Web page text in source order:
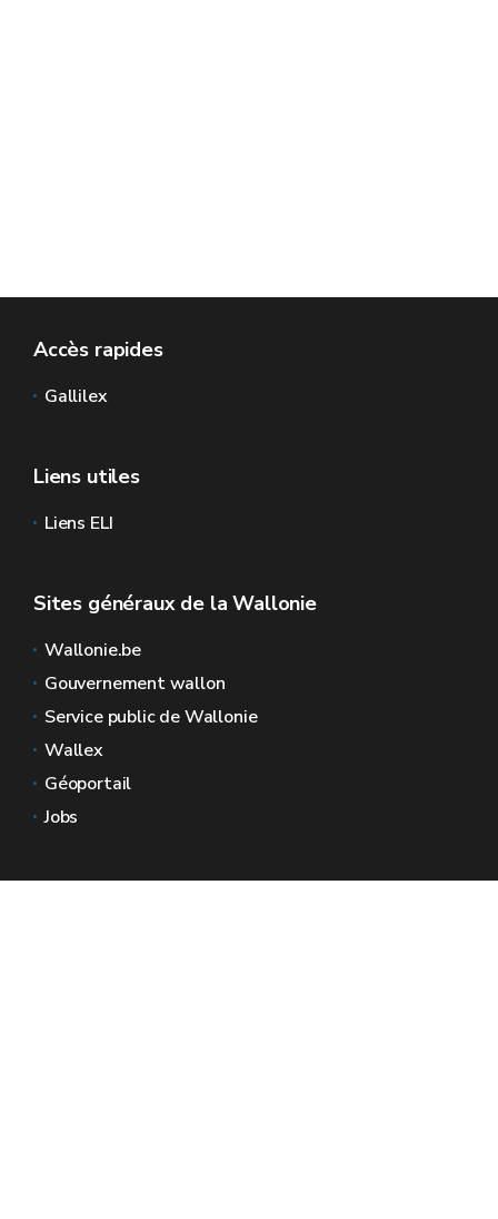
Accès rapides
Gallilex
Liens utiles
Liens ELI
Sites généraux de la Wallonie
Wallonie.be
Gouvernement wallon
Service public de Wallonie
Wallex
Géoportail
Jobs